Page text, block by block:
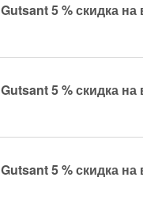
Gutsant 5 % скидка
Gutsant 5 % скидка
Gutsant 5 % скидка